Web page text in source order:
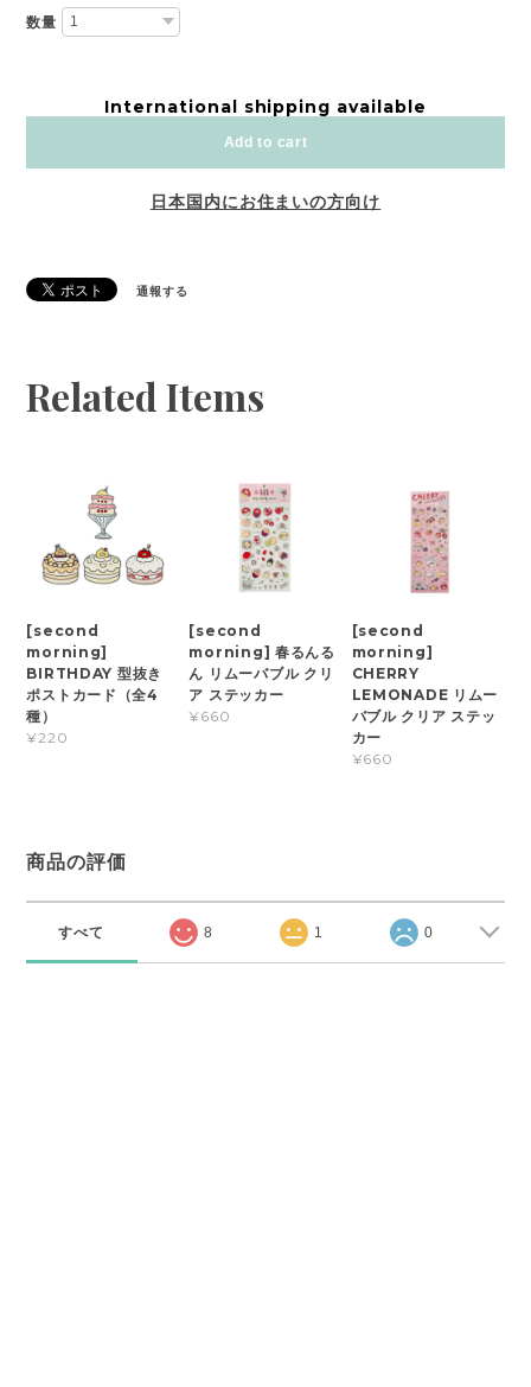
数量
International shipping available
Add to cart
日本国内にお住まいの方向け
通報する
Related Items
[second
morning]
BIRTHDAY 型抜き
ポストカード（全4
種）
¥220
[second
morning] 春るんる
ん リムーバブル クリ
ア ステッカー
¥660
[second
morning]
CHERRY
LEMONADE リムー
バブル クリア ステッ
カー
¥660
商品の評価
すべて 8 1 0